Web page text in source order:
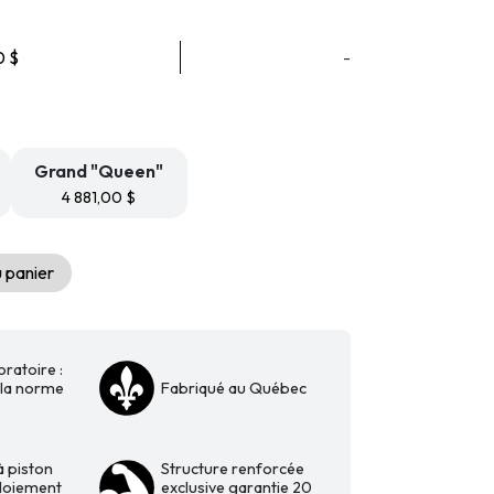
$Plage
881,00 $
-
Grand "Queen"
4 881,00 $
panier
:
norme
Fabriqué au Québec
piston
Structure renforcée
exclusive garantie 20